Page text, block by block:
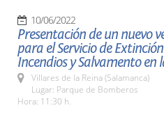
10/06/2022
Presentación de un nuevo
para el Servicio de
Incendios y Salvamento en
Villares de la Reina (Salamanca)
Lugar: Parque de Bomberos
Hora: 11:30 h.